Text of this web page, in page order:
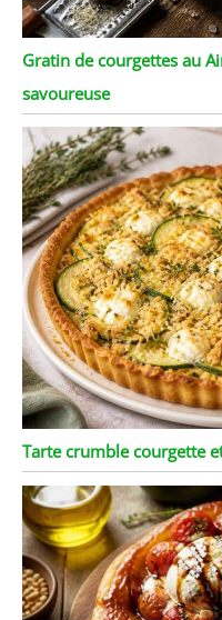
Gratin de courgettes au
savoureuse
Tarte crumble courgette